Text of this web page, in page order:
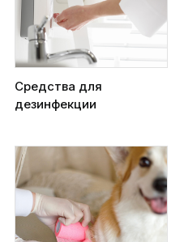
Средства для
дезинфекции